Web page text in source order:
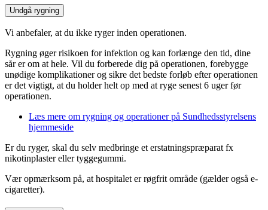
Undgå rygning
Vi anbefaler, at du ikke ryger inden operationen.
Rygning øger risikoen for infektion og kan forlænge den tid, dine
sår er om at hele. Vil du forberede dig på operationen, forebygge
unødige komplikationer og sikre det bedste forløb efter operationen
er det vigtigt, at du holder helt op med at ryge senest 6 uger før
operationen.
Læs mere om rygning og operationer på Sundhedsstyrelsens
hjemmeside
Er du ryger, skal du selv medbringe et erstatningspræparat fx
nikotinplaster eller tyggegummi.
Vær opmærksom på, at hospitalet er røgfrit område (gælder også e-
cigaretter).